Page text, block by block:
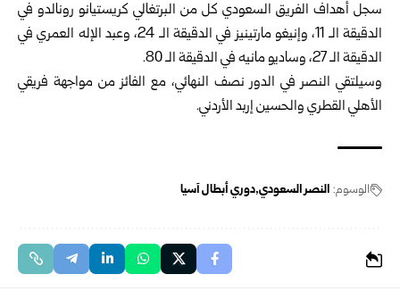
سجل أهداف الفريق السعودي كل من البرتغالي كريستيانو رونالدو في
الدقيقة الـ 11، وإنيغو مارتينيز في الدقيقة الـ 24، وعبد الإله العمري في
الدقيقة الـ 27، وساديو مانيه في الدقيقة الـ 80.
وسيلتقي النصر في الدور نصف النهائي، مع الفائز من مواجهة فريقي
الأهلي القطري والحسين إربد الأردني.
الوسوم: النصر السعودي دوري أبطال آسيا